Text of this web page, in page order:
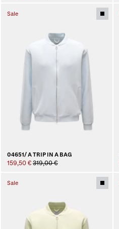
Sale
04651/ A TRIP IN A BAG
159,50 € 319,00 €
Sale